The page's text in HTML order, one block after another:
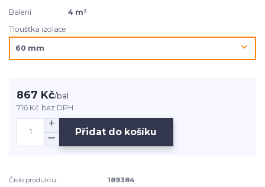
Balení
4 m²
Tloušťka izolace
867 Kč/bal
716 Kč bez DPH
Přidat do košíku
Číslo produktu:
189384